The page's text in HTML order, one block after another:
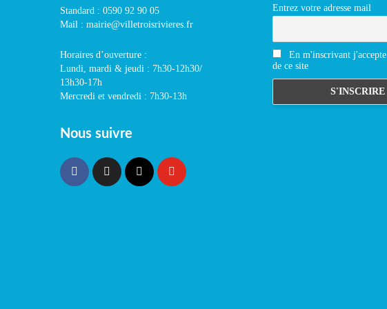
Standard : 0590 92 90 05
Mail : mairie@villetroisrivieres.fr
Horaires d’ouverture :
Lundi, mardi & jeudi : 7h30-12h30/
13h30-17h
Mercredi et vendredi : 7h30-13h
Nous suivre
Entrez votre adresse mail
En m'inscrivant
de ce site